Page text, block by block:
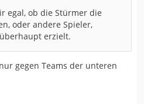
egal, ob die Stürmer die
oder andere Spieler,
erzielt.
gegen Teams der unteren